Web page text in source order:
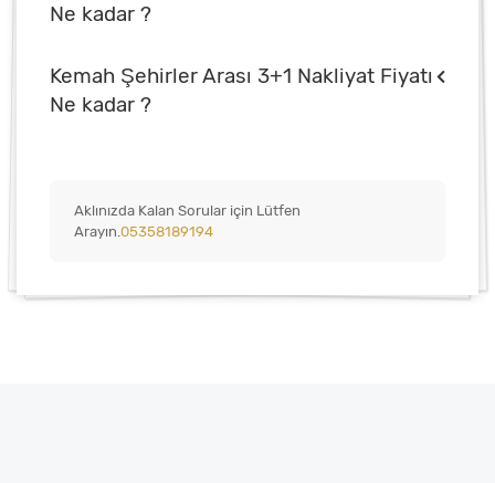
Ne kadar ?
Kemah Şehirler Arası 3+1 Nakliyat Fiyatı
Ne kadar ?
Aklınızda Kalan Sorular için Lütfen
Arayın.05358189194